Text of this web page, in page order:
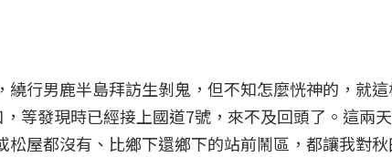
行男鹿半島拜訪生剝鬼，但不知怎麼恍神的，就
等發現時已經接上國道7號，來不及回頭了。這兩
屋都沒有、比鄉下還鄉下的站前鬧區，都讓我對